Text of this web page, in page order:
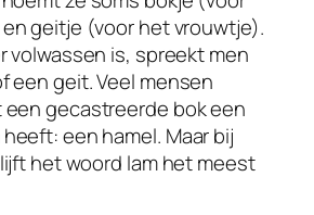
geitje (voor het vrouwtje).
volwassen is, spreekt men
een geit. Veel mensen
gecastreerde bok een
een hamel. Maar bij
het woord lam het meest